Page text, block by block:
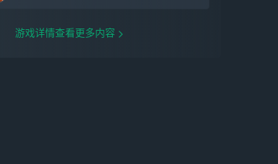
游戏详情查看更多内容